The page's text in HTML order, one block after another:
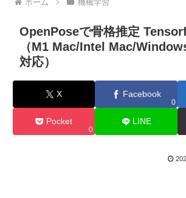
ホーム 機械学習
OpenPoseで骨格推定
（M1 Mac/Intel Mac/
対応）
X Facebook
0
Pocket
0
LINE